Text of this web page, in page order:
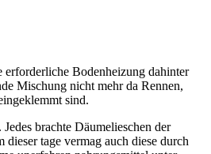
erforderliche Bodenheizung dahinter
Mischung nicht mehr da Rennen,
sind.
brachte Däumelieschen der
tage vermag auch diese durch